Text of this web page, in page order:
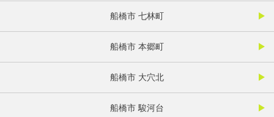
船橋市 七林町
船橋市 本郷町
船橋市 大穴北
船橋市 駿河台